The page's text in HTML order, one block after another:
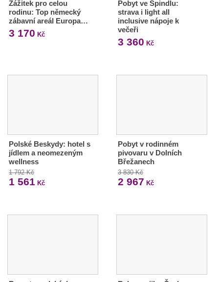
Zážitek pro celou
rodinu: Top německý
zábavní areál Europa…
3 170 Kč
Pobyt ve Špindlu:
strava i light all
inclusive nápoje k
večeři
3 360 Kč
Polské Beskydy: hotel s
jídlem a neomezeným
wellness
1 792 Kč
1 561 Kč
Pobyt v rodinném
pivovaru v Dolních
Břežanech
3 830 Kč
2 967 Kč